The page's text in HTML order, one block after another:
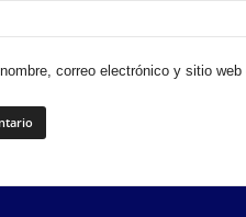
correo electrónico y sitio